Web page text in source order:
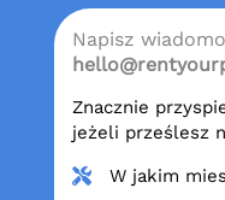
Napisz
Znacznie
jeżeli prześlesz
W jakim